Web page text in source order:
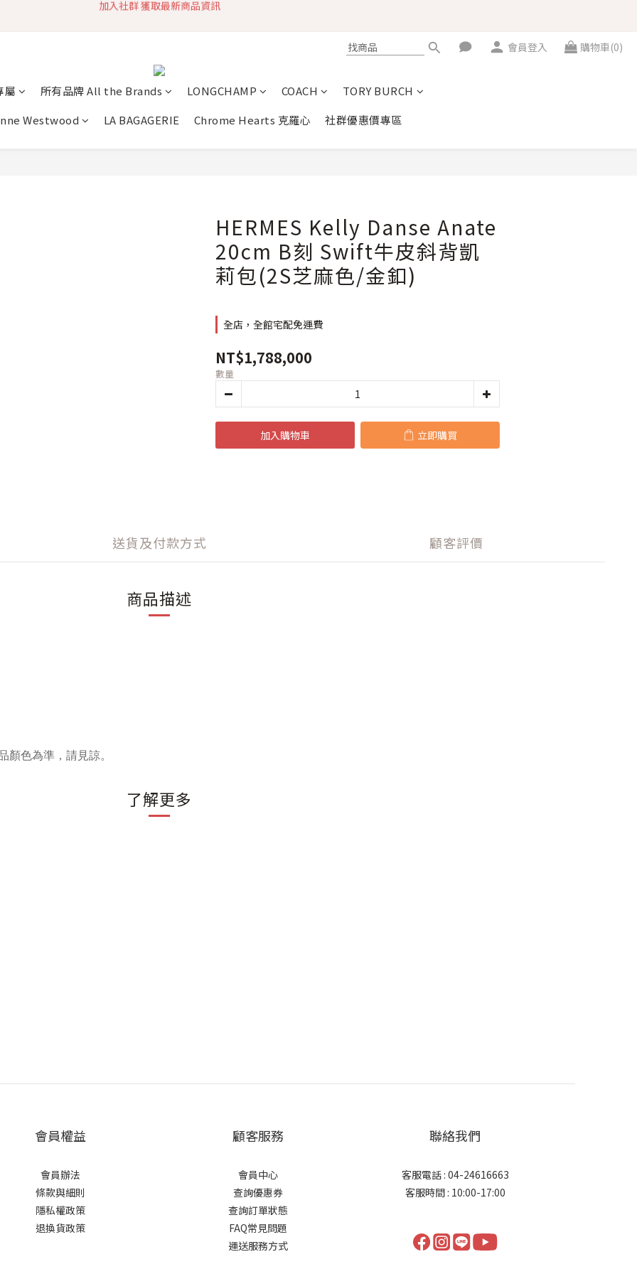
加入社群 獲取最新商品資訊
會員登入 購物車(0)
屬 所有品牌 All the Brands LONGCHAMP COACH
TORY BURCH
Westwood
LA BAGAGERIE Chrome Hearts 克羅心 社群優惠價專區
HERMES Kelly Danse Anate
20cm B刻 Swift牛皮斜背凱
莉包(2S芝麻色/金釦)
全店，全館宅配免運費
NT$1,788,000
數量
加入購物車 立即購買
送貨及付款方式 顧客評價
商品描述
色為準，請見諒。
了解更多
會員權益
會員辦法
條款與細則
隱私權政策
退換貨政策
顧客服務
會員中心
查詢優惠券
查詢訂單狀態
FAQ常見問題
運送服務方式
聯絡我們
客服電話 : 04-24616663
客服時間 : 10:00-17:00